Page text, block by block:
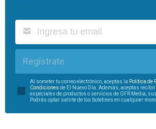
Regístrate
Al someter tu correo electrónico, aceptas la Política de
Condiciones de El Nuevo Día. Además, aceptas
especiales de productos o servicios de GFR Media,
Podrás optar salirte de los boletines en cualquier